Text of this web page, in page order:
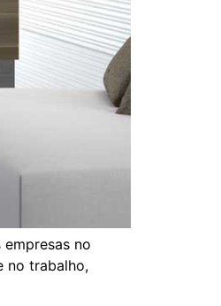
no
no trabalho,